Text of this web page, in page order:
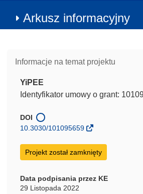
Arkusz informacyjny
Informacje na temat projektu
YiPEE
Identyfikator umowy o grant:
DOI
10.3030/101095659
Projekt został zamknięty
Data podpisania przez KE
29 Listopada 2022